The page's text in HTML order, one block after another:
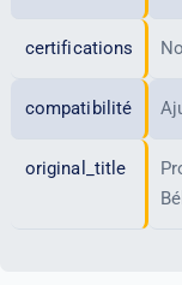
certifications
compatibilité
original_title